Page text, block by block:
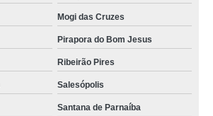
Mogi das Cruzes
Pirapora do Bom Jesus
Ribeirão Pires
Salesópolis
Santana de Parnaíba